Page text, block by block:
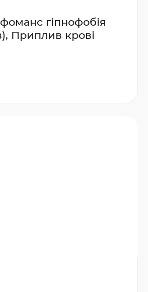
гіпнофобія
Приплив крові